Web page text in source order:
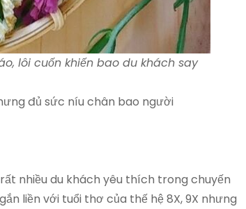
lôi cuốn khiến bao du khách say
đủ sức níu chân bao người
nhiều du khách yêu thích trong chuyến
liền với tuổi thơ của thế hệ 8X, 9X nhưng